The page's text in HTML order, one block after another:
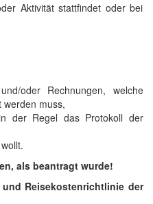
Aktivität stattfindet oder bei
oder Rechnungen, welche
werden muss,
der Regel das Protokoll der
als beantragt wurde!
Reisekostenrichtlinie der